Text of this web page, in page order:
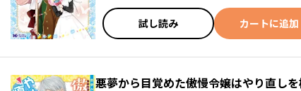
試し読み カートに追加
悪夢から目覚めた傲慢令嬢はやり直し